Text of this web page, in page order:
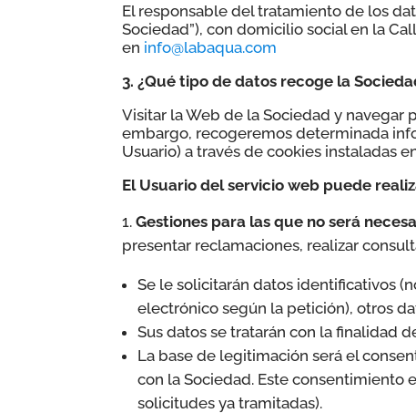
El responsable del tratamiento de los
Sociedad”), con domicilio social en la
en info@labaqua.com
3. ¿Qué tipo de datos recoge la
Visitar la Web de la Sociedad y navegar
embargo, recogeremos determinada
Usuario) a través de cookies instaladas
El Usuario del servicio web puede
Gestiones para las que no será
presentar reclamaciones, realizar
Se le solicitarán datos identificativos
electrónico según la petición), otros
Sus datos se tratarán con la finalidad
La base de legitimación será el
con la Sociedad. Este consentimiento
solicitudes ya tramitadas).